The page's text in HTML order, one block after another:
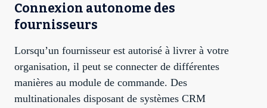
Connexion autonome des
fournisseurs
Lorsqu’un fournisseur est autorisé à livrer à votre
organisation, il peut se connecter de différentes
manières au module de commande. Des
multinationales disposant de systèmes CRM